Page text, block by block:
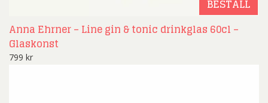
BESTÄLL
Anna Ehrner – Line gin & tonic drinkglas 60cl –
Glaskonst
799 kr